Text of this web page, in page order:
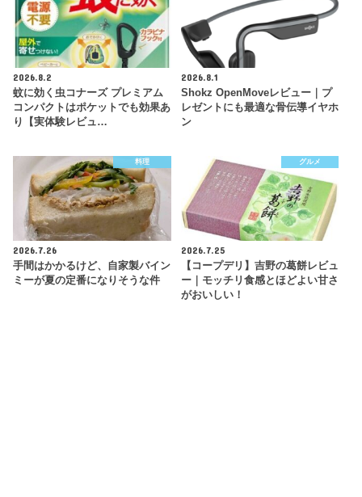
2026.8.2
蚊に効く虫コナーズ プレミアム
コンパクトはポケットでも効果あ
り【実体験レビュ…
2026.8.1
Shokz OpenMoveレビュー｜プ
レゼントにも最適な骨伝導イヤホ
ン
料理
2026.7.26
手間はかかるけど、自家製バイン
ミーが夏の定番になりそうな件
グルメ
2026.7.25
【コープデリ】吉野の葛餅レビュ
ー｜モッチリ食感とほどよい甘さ
がおいしい！